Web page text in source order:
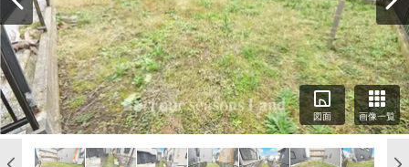
図面 画像一覧